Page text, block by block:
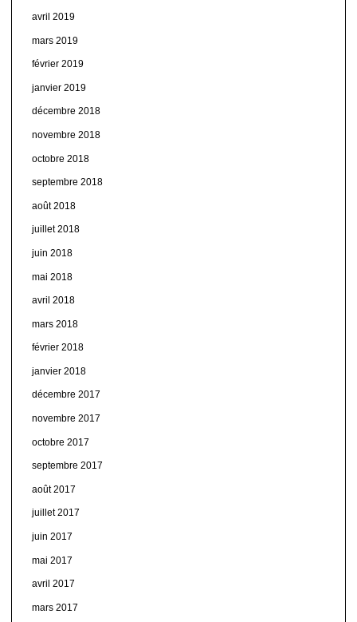
avril 2019
mars 2019
février 2019
janvier 2019
décembre 2018
novembre 2018
octobre 2018
septembre 2018
août 2018
juillet 2018
juin 2018
mai 2018
avril 2018
mars 2018
février 2018
janvier 2018
décembre 2017
novembre 2017
octobre 2017
septembre 2017
août 2017
juillet 2017
juin 2017
mai 2017
avril 2017
mars 2017